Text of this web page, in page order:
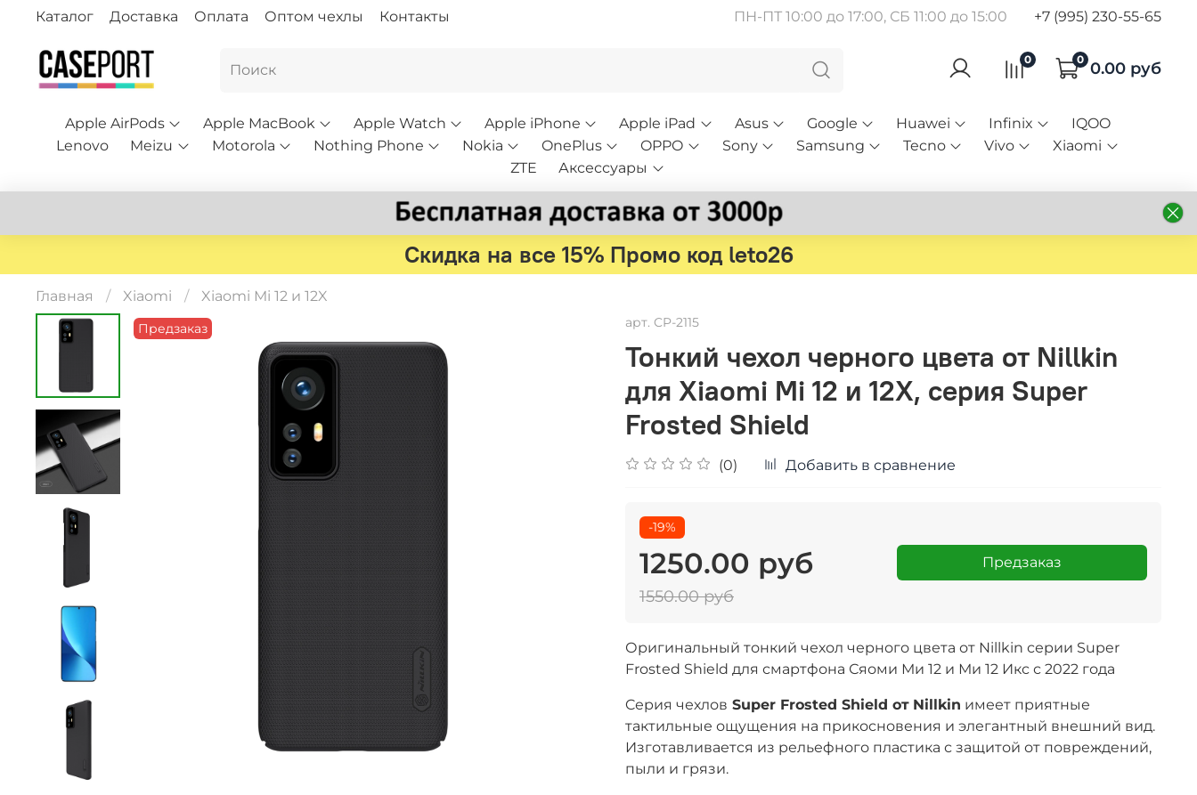
Каталог Доставка Оплата Оптом чехлы Контакты ПН-ПТ 10:00 до 17:00, СБ 11:00 до 15:00 +7 (995) 230-55-65
0 0 0.00 руб
Apple AirPods Apple MacBook Apple Watch Apple iPhone Apple iPad Asus Google Huawei Infinix
IQOO
Lenovo
Meizu Motorola Nothing Phone Nokia OnePlus OPPO Sony Samsung Tecno Vivo
Xiaomi
ZTE
Аксессуары
Скидка на все 15% Промо код leto26
Главная Xiaomi Xiaomi Mi 12 и 12X
Предзаказ арт. CP-2115
Тонкий чехол черного цвета от Nillkin
для Xiaomi Mi 12 и 12X, серия Super
Frosted Shield
(0) Добавить в сравнение
-19%
1250.00 руб
1550.00 руб
Предзаказ
Оригинальный тонкий чехол черного цвета от Nillkin серии Super
Frosted Shield для смартфона Сяоми Ми 12 и Ми 12 Икс с 2022 года
Cерия чехлов Super Frosted Shield от Nillkin имеет приятные
тактильные ощущения на прикосновения и элегантный внешний вид.
Изготавливается из рельефного пластика с защитой от повреждений,
пыли и грязи.